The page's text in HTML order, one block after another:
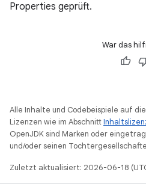
Properties geprüft.
War das
Alle Inhalte und Codebeispiele auf
Lizenzen wie im Abschnitt
OpenJDK sind Marken oder
und/oder seinen
Zuletzt aktualisiert: 2026-06-18